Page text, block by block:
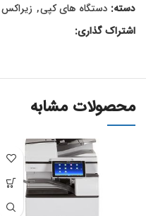
دسته: دستگاه های ک‍پی, زیراکس
اشتراک گذاری:
محصولات مشابه